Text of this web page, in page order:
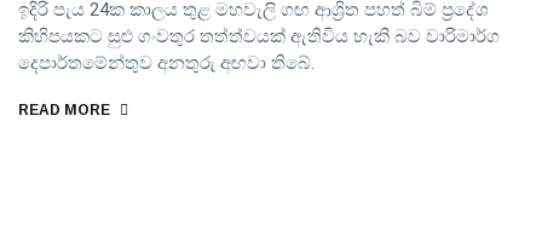
ඉදිරි පැය 24ක කාලය තුළ මහවැලි ගඟ ආශ්‍රිත පහත් බිම් ප්‍රදේශ
කිහිපයකට සුළු ගංවතුර තත්ත්වයක් ඇතිවිය හැකි බව වාරිමාර්ග
දෙපාර්තමේන්තුව අනතුරු අඟවා තිබේ.
READ MORE